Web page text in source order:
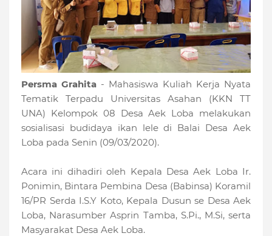
Persma Grahita - Mahasiswa Kuliah Kerja Nyata
Tematik Terpadu Universitas Asahan (KKN TT
UNA) Kelompok 08 Desa Aek Loba melakukan
sosialisasi budidaya ikan lele di Balai Desa Aek
Loba pada Senin (09/03/2020).
Acara ini dihadiri oleh Kepala Desa Aek Loba Ir.
Ponimin, Bintara Pembina Desa (Babinsa) Koramil
16/PR Serda I.S.Y Koto, Kepala Dusun se Desa Aek
Loba, Narasumber Asprin Tamba, S.Pi., M.Si, serta
Masyarakat Desa Aek Loba.